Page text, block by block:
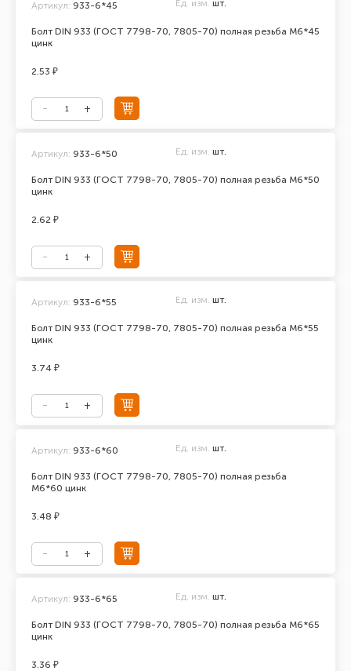
Болт DIN 933 (ГОСТ 7798-70, 7805-70) полная резьба М6*45
цинк
Артикул: 933-6*45 Ед. изм. шт.
2.53 ₽
Болт DIN 933 (ГОСТ 7798-70, 7805-70) полная резьба М6*50
цинк
Артикул: 933-6*50 Ед. изм. шт.
2.62 ₽
Болт DIN 933 (ГОСТ 7798-70, 7805-70) полная резьба М6*55
цинк
Артикул: 933-6*55 Ед. изм. шт.
3.74 ₽
Болт DIN 933 (ГОСТ 7798-70, 7805-70) полная резьба
М6*60 цинк
Артикул: 933-6*60 Ед. изм. шт.
3.48 ₽
Болт DIN 933 (ГОСТ 7798-70, 7805-70) полная резьба М6*65
цинк
Артикул: 933-6*65 Ед. изм. шт.
3.36 ₽